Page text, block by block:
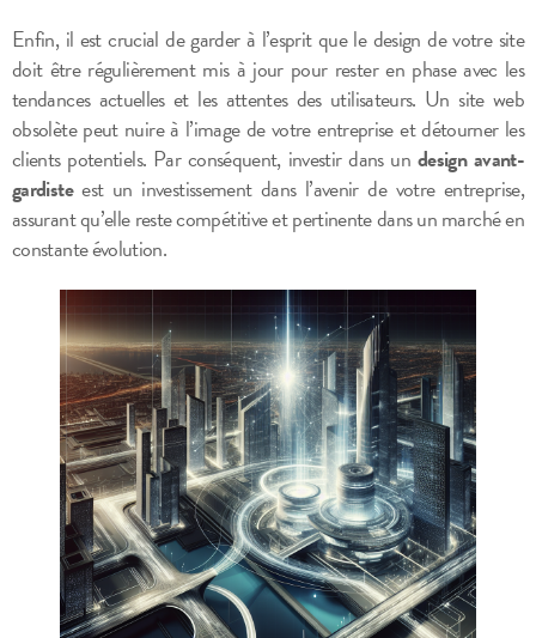
Enfin, il est crucial de garder à l’esprit que le design de votre site
doit être régulièrement mis à jour pour rester en phase avec les
tendances actuelles et les attentes des utilisateurs. Un site web
obsolète peut nuire à l’image de votre entreprise et détourner les
clients potentiels. Par conséquent, investir dans un design avant-
gardisteest un investissement dans l’avenir de votre entreprise,
assurant qu’elle reste compétitive et pertinente dans un marché en
constante évolution.